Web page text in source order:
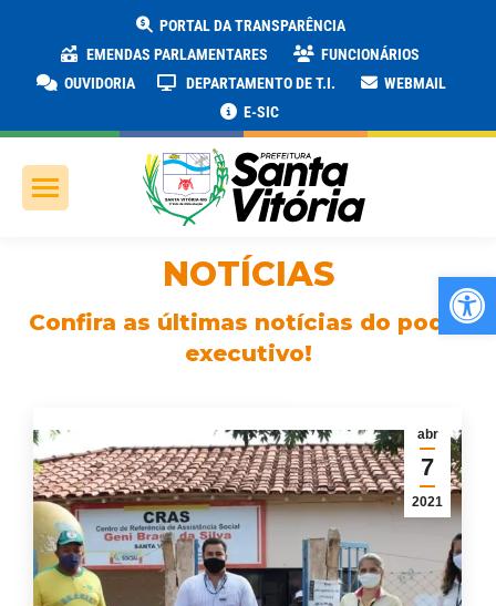
PORTAL DA TRANSPARÊNCIA
EMENDAS PARLAMENTARES
FUNCIONÁRIOS
OUVIDORIA
DEPARTAMENTO DE T.I.
WEBMAIL
E-SIC
NOTÍCIAS
Confira as últimas notícias do poder
executivo!
abr
7
2021